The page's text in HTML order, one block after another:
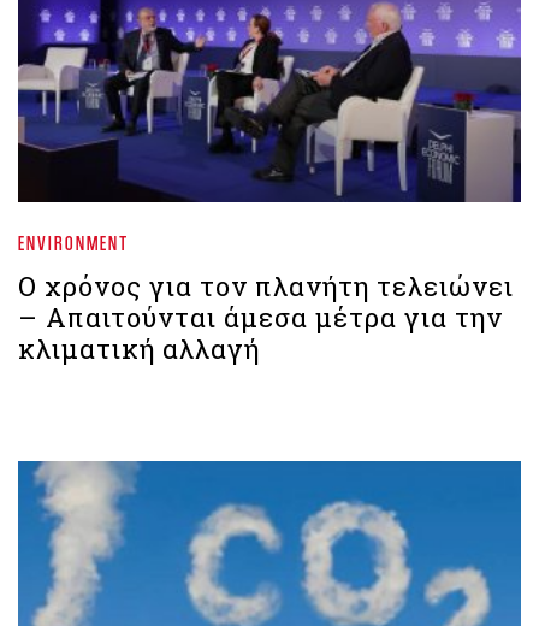
ENVIRONMENT
Ο χρόνος για τον πλανήτη τελειώνει
– Απαιτούνται άμεσα μέτρα για την
κλιματική αλλαγή